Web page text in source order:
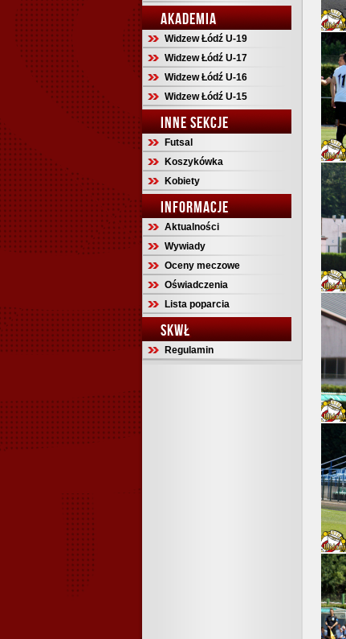
AKADEMIA
Widzew Łódź U-19
Widzew Łódź U-17
Widzew Łódź U-16
Widzew Łódź U-15
INNE SEKCJE
Futsal
Koszykówka
Kobiety
INFORMACJE
Aktualności
Wywiady
Oceny meczowe
Oświadczenia
Lista poparcia
SKWŁ
Regulamin